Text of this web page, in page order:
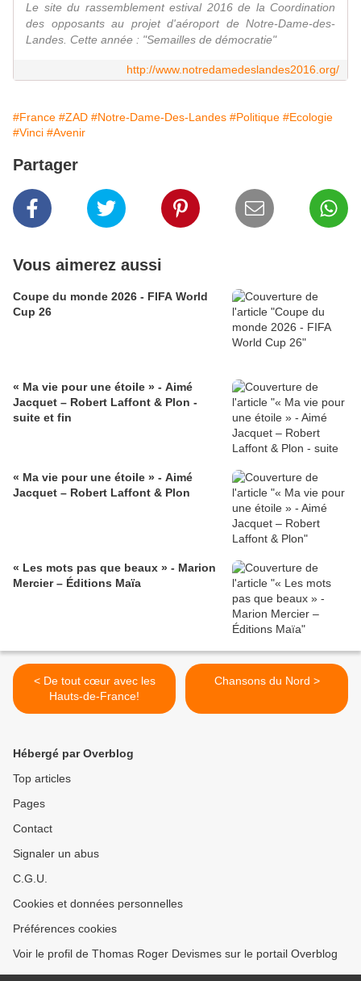
Le site du rassemblement estival 2016 de la Coordination
des opposants au projet d'aéroport de Notre-Dame-des-
Landes. Cette année : "Semailles de démocratie"
http://www.notredamedeslandes2016.org/
#France #ZAD #Notre-Dame-Des-Landes #Politique #Ecologie
#Vinci #Avenir
Partager
Vous aimerez aussi
Coupe du monde 2026 - FIFA World
Cup 26
« Ma vie pour une étoile » - Aimé
Jacquet – Robert Laffont & Plon -
suite et fin
« Ma vie pour une étoile » - Aimé
Jacquet – Robert Laffont & Plon
« Les mots pas que beaux » - Marion
Mercier – Éditions Maïa
< De tout cœur avec les
Hauts-de-France!
Chansons du Nord >
Hébergé par Overblog
Top articles
Pages
Contact
Signaler un abus
C.G.U.
Cookies et données personnelles
Préférences cookies
Voir le profil de Thomas Roger Devismes sur le portail Overblog